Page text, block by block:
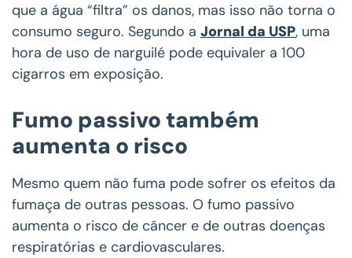
que a água “filtra” os danos, mas isso não torna o
consumo seguro. Segundo a Jornal da USP, uma
hora de uso de narguilé pode equivaler a 100
cigarros em exposição.
Fumo passivo também
aumenta o risco
Mesmo quem não fuma pode sofrer os efeitos da
fumaça de outras pessoas. O fumo passivo
aumenta o risco de câncer e de outras doenças
respiratórias e cardiovasculares.